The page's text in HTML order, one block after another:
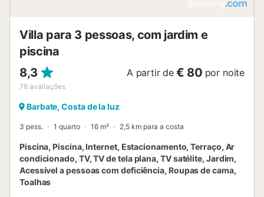
Villa para 3 pessoas, com jardim e
piscina
8,3
78 avaliações
A partir de € 80 por noite
Barbate, Costa de la luz
3 pess. 1 quarto 16 m² 2,5 km para a costa
Piscina, Piscina, Internet, Estacionamento, Terraço, Ar
condicionado, TV, TV de tela plana, TV satélite, Jardim,
Acessível a pessoas com deficiência, Roupas de cama,
Toalhas